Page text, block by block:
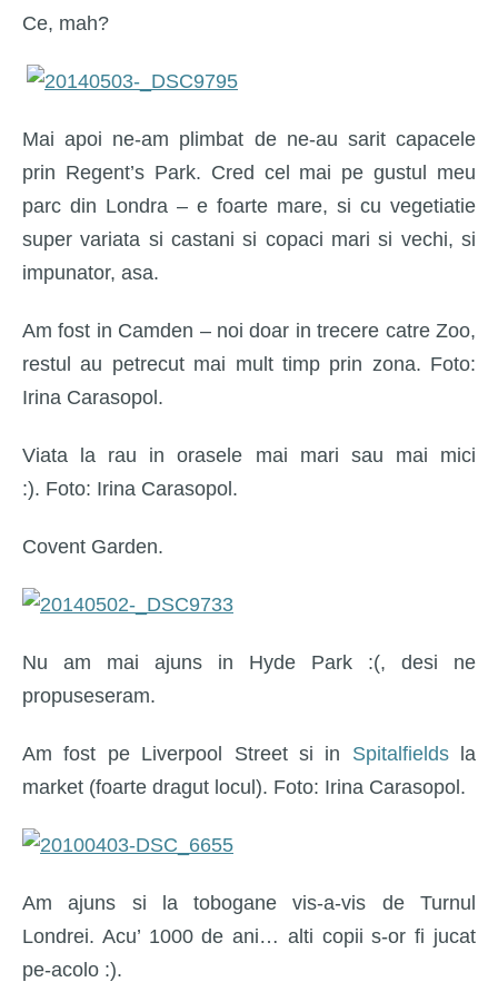
Ce, mah?
Mai apoi ne-am plimbat de ne-au sarit capacele
prin Regent’s Park. Cred cel mai pe gustul meu
parc din Londra – e foarte mare, si cu vegetiatie
super variata si castani si copaci mari si vechi, si
impunator, asa.
Am fost in Camden – noi doar in trecere catre Zoo,
restul au petrecut mai mult timp prin zona. Foto:
Irina Carasopol.
Viata la rau in orasele mai mari sau mai mici
:). Foto: Irina Carasopol.
Covent Garden.
Nu am mai ajuns in Hyde Park :(, desi ne
propuseseram.
Am fost pe Liverpool Street si in Spitalfieldsla
market (foarte dragut locul). Foto: Irina Carasopol.
Am ajuns si la tobogane vis-a-vis de Turnul
Londrei. Acu’ 1000 de ani… alti copii s-or fi jucat
pe-acolo :).